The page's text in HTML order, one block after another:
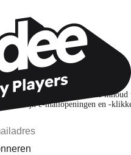
ontvangen?
en gepersonaliseerde inhoud
en mijn e-mailopeningen en -